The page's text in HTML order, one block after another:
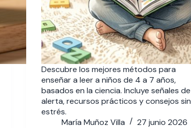
Descubre los mejores métodos para
enseñar a leer a niños de 4 a 7 años,
basados en la ciencia. Incluye señales de
alerta, recursos prácticos y consejos sin
estrés.
María Muñoz Villa
27 junio 2026